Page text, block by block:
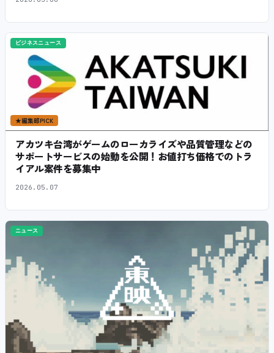
ビジネスニュース
★編集部PICK
アカツキ台湾がゲームのローカライズや品質管理などの
サポートサービスの始動を公開！お値打ち価格でのトラ
イアル案件を募集中
2026.05.07
ニュース